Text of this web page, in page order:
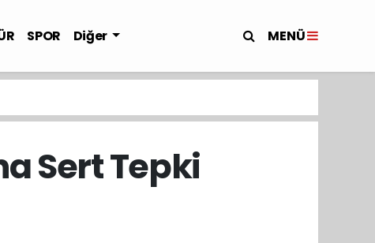
SPOR Diğer MENÜ
Sert Tepki